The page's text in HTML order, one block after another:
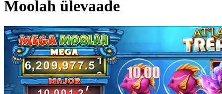
Moolah ülevaade